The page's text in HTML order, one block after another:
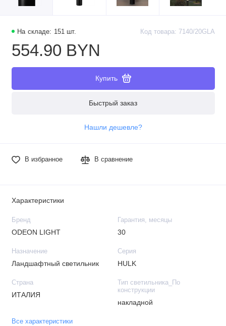
На складе: 151 шт. Код товара: 7140/20GLA
554.90 BYN
Купить
Быстрый заказ
Нашли дешевле?
В избранное В сравнение
Характеристики
Бренд
ODEON LIGHT
Гарантия, месяцы
30
Назначение
Ландшафтный светильник
Серия
HULK
Страна
ИТАЛИЯ
Тип светильника_По
конструкции
накладной
Все характеристики